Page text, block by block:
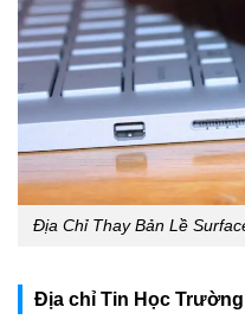
Địa Chỉ Thay Bản Lề
Địa chỉ Tin Học